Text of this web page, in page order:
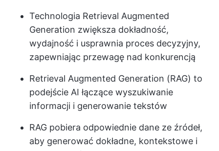
Technologia Retrieval Augmented
Generation zwiększa dokładność,
wydajność i usprawnia proces decyzyjny,
zapewniając przewagę nad konkurencją
Retrieval Augmented Generation (RAG) to
podejście AI łączące wyszukiwanie
informacji i generowanie tekstów
RAG pobiera odpowiednie dane ze źródeł,
aby generować dokładne, kontekstowe i